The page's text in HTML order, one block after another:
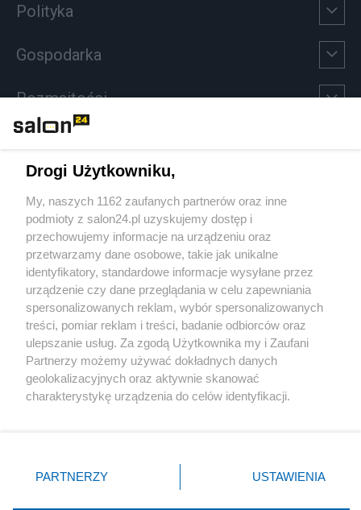
Polityka
Gospodarka
Rozmaitości
Sport
Społeczeństwo
Kultura
X Facebook Instagram Youtube
Drogi Użytkowniku,
My, naszych 1162 zaufanych partnerów oraz inne
podmioty z salon24.pl uzyskujemy dostęp i
przechowujemy informacje na urządzeniu oraz
przetwarzamy dane osobowe, takie jak unikalne
identyfikatory, standardowe informacje wysyłane przez
urządzenie czy dane przeglądania w celu zapewniania
spersonalizowanych reklam, wybór spersonalizowanych
treści, pomiar reklam i treści, badanie odbiorców oraz
ulepszanie usług. Za zgodą Użytkownika my i Zaufani
Partnerzy możemy używać dokładnych danych
geolokalizacyjnych oraz aktywnie skanować
charakterystykę urządzenia do celów identyfikacji.
zmienić/wycofać klikając przycisk ustawień prywatności
znajdujący się w lewym dolnym rogu strony
rodzaje przetwarzania danych nie wymagają zgody
PARTNERZY USTAWIENIA